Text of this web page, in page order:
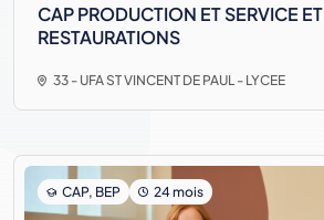
CAP PRODUCTION ET SERVICE ET
RESTAURATIONS
33 - UFA ST VINCENT DE PAUL - LYCEE
CAP, BEP 24 mois